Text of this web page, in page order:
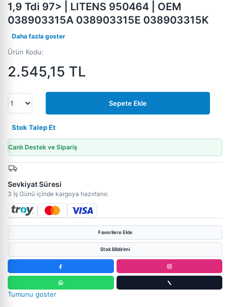
1,9 Tdi 97> | LITENS 950464 | OEM
038903315A 038903315E 038903315K
Daha fazla goster
Ürün Kodu:
2.545,15 TL
Sepete Ekle
Stok Talep Et
Canlı Destek ve Sipariş
Sevkiyat Süresi
3 İş Günü içinde kargoya hazırlanır.
Favorilere Ekle
Stok Bildirimi
Tumunu goster